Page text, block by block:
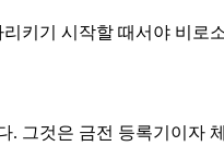
키기 시작할 때서야 비로
그것은 금전 등록기이자